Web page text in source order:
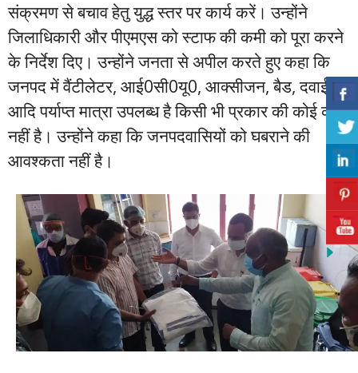
संक्रमण से बचाव हेतु युद्ध स्तर पर कार्य करें। उन्होंने
जिलाधिकारी और पीएमएस को स्टाफ की कमी को पूरा करने
के निर्देश दिए। उन्होंने जनता से अपील करते हुए कहा कि
जनपद में वैंटीलेटर, आई0सी0यू0, आक्सीजन, बैड, दवाईयाॅ
आदि पर्याप्त मात्रा उपलब्ध है किसी भी प्रकार की कोई कमी
नहीं है। उन्होंने कहा कि जनपदवासियों को घबराने की
आवश्कता नहीं है।